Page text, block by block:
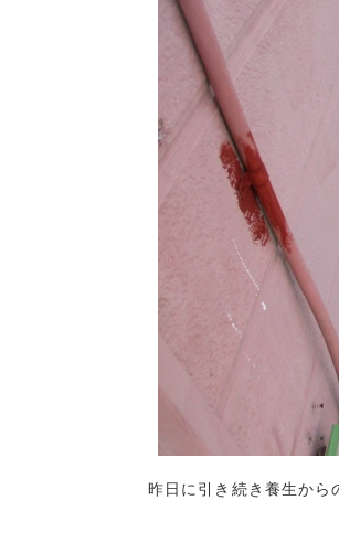
昨日に引き続き養生から